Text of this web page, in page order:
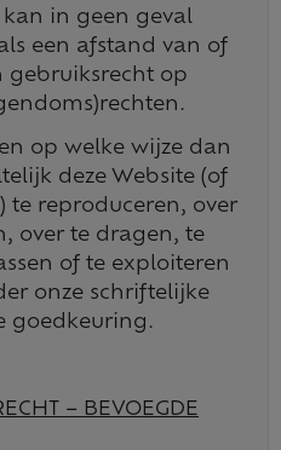
kan in geen geval
een afstand van of
gebruiksrecht op
op welke wijze dan
deze Website (of
te reproduceren, over
over te dragen, te
of te exploiteren
onze schriftelijke
goedkeuring.
– BEVOEGDE